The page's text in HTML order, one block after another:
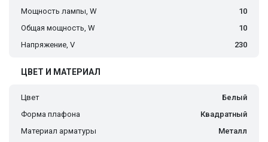
Мощность лампы, W
10
Общая мощность, W
10
Напряжение, V
230
ЦВЕТ И МАТЕРИАЛ
Цвет
Белый
Форма плафона
Квадратный
Материал арматуры
Металл